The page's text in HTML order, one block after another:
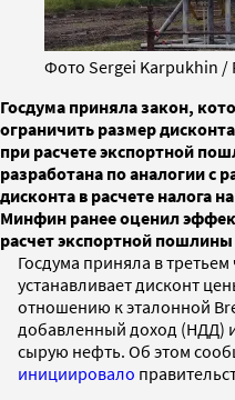
Фото Sergei Karpukhin /
Госдума приняла закон,
ограничить размер
при расчете экспортной
разработана по аналогии с
дисконта в расчете налога
Минфин ранее оценил
расчет экспортной
Госдума приняла в
устанавливает дисконт
отношению к эталонной
добавленный доход (НДД)
сырую нефть. Об этом
инициировало